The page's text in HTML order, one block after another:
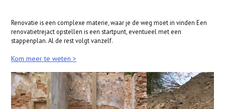
Renovatie is een complexe materie, waar je de weg moet in vinden Een
renovatietrejact opstellen is een startpunt, eventueel met een
stappenplan. Al de rest volgt vanzelf.
Kom meer te weten >